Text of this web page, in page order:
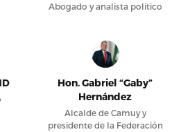
Abogado y analista político
Hon. Gabriel “Gaby”
Hernández
Alcalde de Camuy y
presidente de la Federación